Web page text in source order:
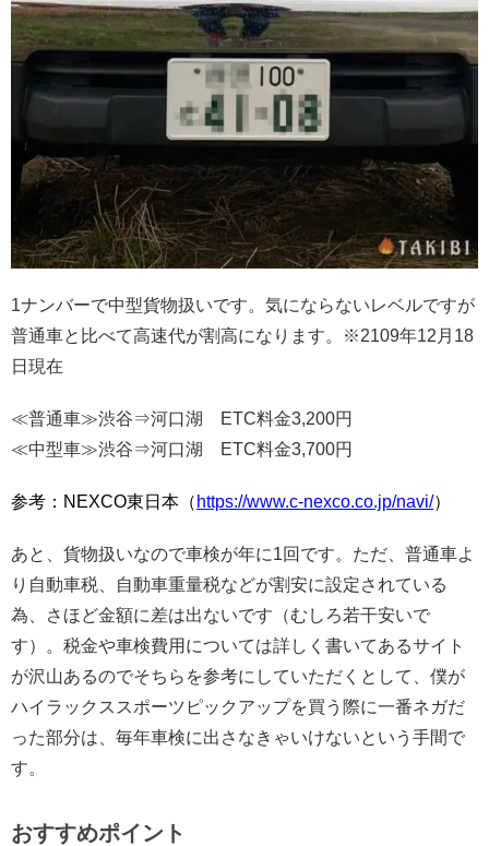
1ナンバーで中型貨物扱いです。気にならないレベルですが
普通車と比べて高速代が割高になります。※2109年12月18
日現在
≪普通車≫渋谷⇒河口湖 ETC料金3,200円
≪中型車≫渋谷⇒河口湖 ETC料金3,700円
参考：NEXCO東日本（ https://www.c-nexco.co.jp/navi/）
あと、貨物扱いなので車検が年に1回です。ただ、普通車よ
り自動車税、自動車重量税などが割安に設定されている
為、さほど金額に差は出ないです（むしろ若干安いで
す）。 税金や車検費用については詳しく書いてあるサイト
が沢山あるのでそちらを参考にしていただくとして、僕が
ハイラックススポーツピックアップを買う際に一番ネガだ
った部分は、毎年車検に出さなきゃいけないという手間で
す。
おすすめポイント